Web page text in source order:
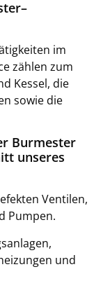
im
zählen zum
Kessel, die
sowie die
Burmester
unseres
Ventilen,
Pumpen.
und